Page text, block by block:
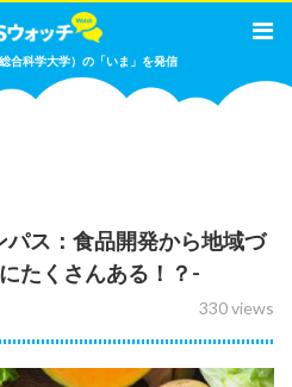
合科学大学）の「いま」を発信
パス：食品開発から地域づ
たくさんある！？-
330 views